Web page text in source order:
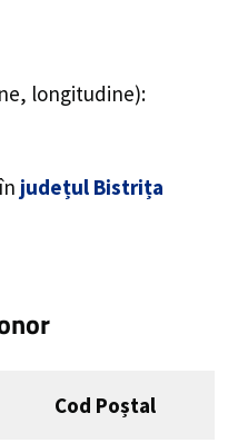
longitudine):
județul Bistrița
Cod Poștal